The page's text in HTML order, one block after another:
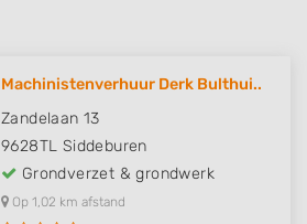
Machinistenverhuur Derk Bulthui..
Zandelaan 13
9628TL Siddeburen
Grondverzet & grondwerk
Op 1,02 km afstand